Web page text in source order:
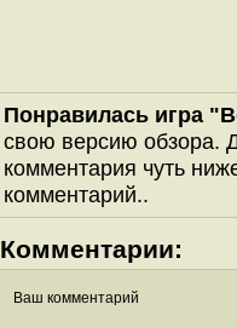
Понравилась игра
свою версию обзора.
комментария чуть
комментарий..
Комментарии:
Ваш комментарий